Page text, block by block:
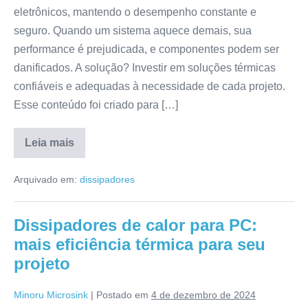
eletrônicos, mantendo o desempenho constante e
seguro. Quando um sistema aquece demais, sua
performance é prejudicada, e componentes podem ser
danificados. A solução? Investir em soluções térmicas
confiáveis e adequadas à necessidade de cada projeto.
Esse conteúdo foi criado para […]
Leia mais
Arquivado em: dissipadores
Dissipadores de calor para PC:
mais eficiência térmica para seu
projeto
Minoru Microsink | Postado em 4 de dezembro de 2024